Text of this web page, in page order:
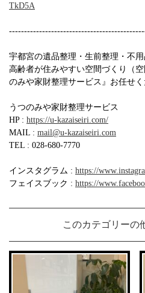
TkD5A
宇都宮の遺品整理・生前整理・不
高齢者が住みやすい空間づくり（
のみや家財整理サービス』お任せく
うつのみや家財整理サービス
HP : https://u-kazaiseiri.com/
MAIL : mail@u-kazaiseiri.com
TEL : 028-680-7770
インスタグラム : https://
フェイスブック : https://
このカテゴリーの